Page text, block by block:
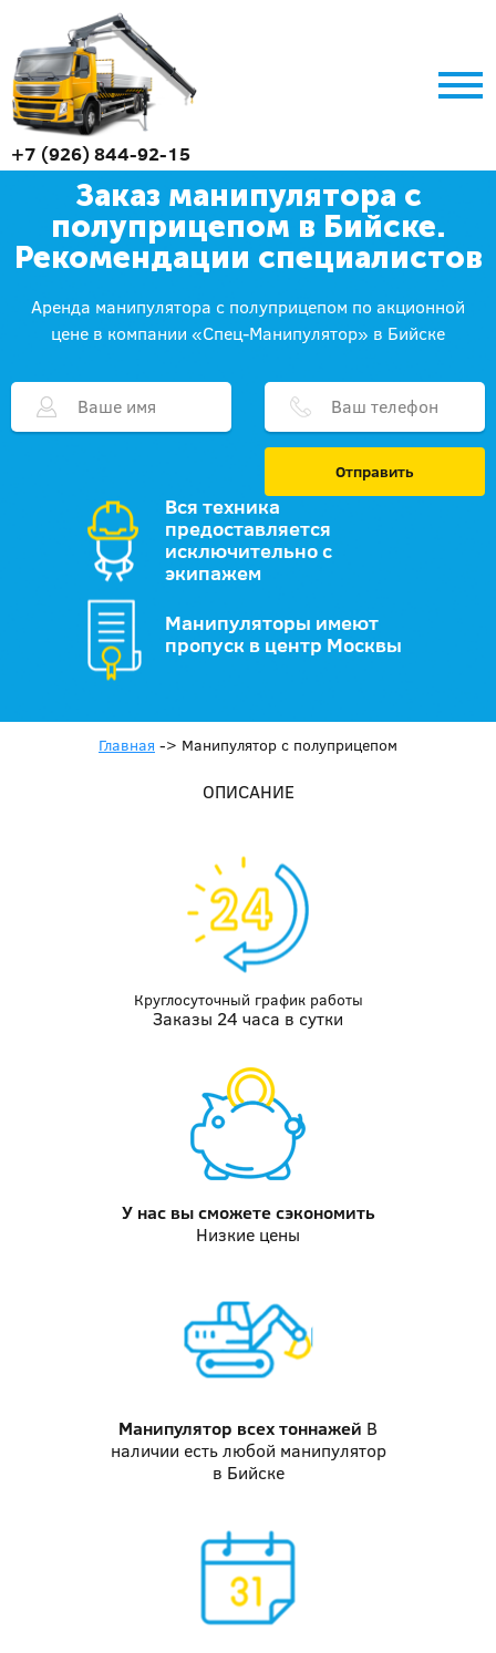
+7 (926) 844-92-15
Заказ манипулятора с
полуприцепом в Бийске.
Рекомендации специалистов
Аренда манипулятора с полуприцепом по акционной
цене в компании «Спец-Манипулятор» в Бийске
Отправить
Вся техника
предоставляется
исключительно с
экипажем
Манипуляторы имеют
пропуск в центр Москвы
Главная -> Манипулятор с полуприцепом
ОПИСАНИЕ
Круглосуточный график работы
Заказы 24 часа в сутки
У нас высможете сэкономить
Низкие цены
Манипулятор всех тоннажей В
наличии есть любой манипулятор
в Бийске